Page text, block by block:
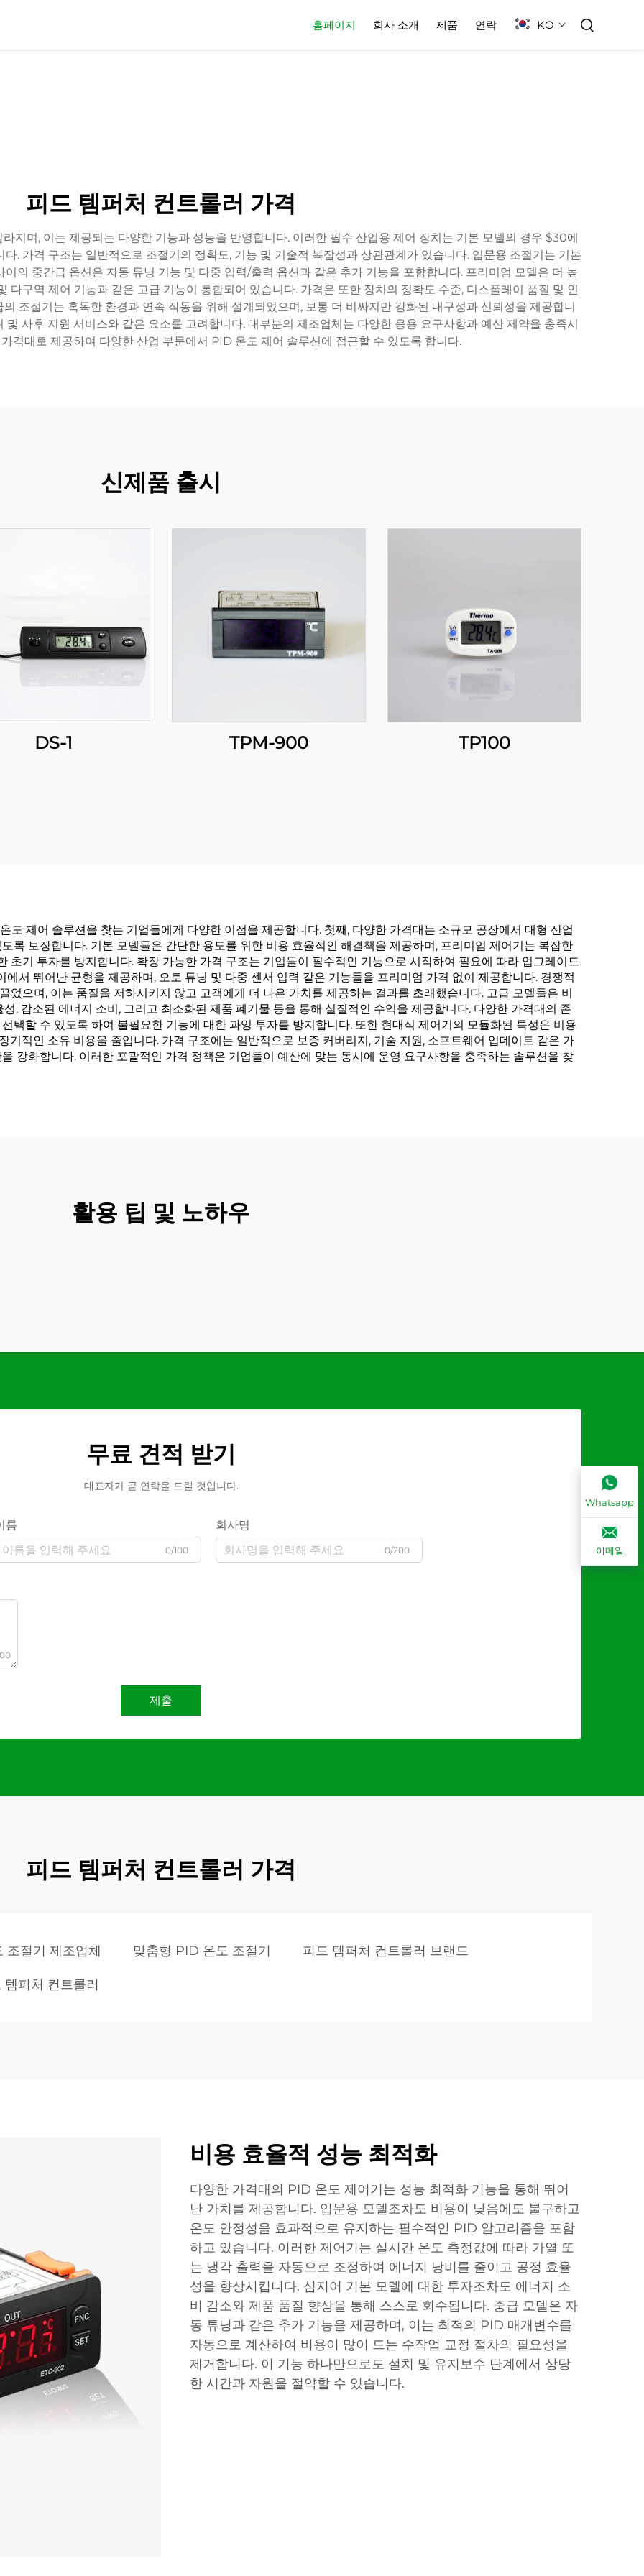
홈페이지 회사 소개 제품 연락 KO
피드 템퍼처 컨트롤러 가격
지며, 이는 제공되는 다양한 기능과 성능을 반영합니다. 이러한 필수 산업용 제어 장치는 기본 모델의 경우 $30에
. 가격 구조는 일반적으로 조절기의 정확도, 기능 및 기술적 복잡성과 상관관계가 있습니다. 입문용 조절기는 기본
의 중간급 옵션은 자동 튜닝 기능 및 다중 입력/출력 옵션과 같은 추가 기능을 포함합니다. 프리미엄 모델은 더 높
다구역 제어 기능과 같은 고급 기능이 통합되어 있습니다. 가격은 또한 장치의 정확도 수준, 디스플레이 품질 및 인
조절기는 혹독한 환경과 연속 작동을 위해 설계되었으며, 보통 더 비싸지만 강화된 내구성과 신뢰성을 제공합니
사후 지원 서비스와 같은 요소를 고려합니다. 대부분의 제조업체는 다양한 응용 요구사항과 예산 제약을 충족시
격대로 제공하여 다양한 산업 부문에서 PID 온도 제어 솔루션에 접근할 수 있도록 합니다.
신제품 출시
DS-1 TPM-900 TP100
도 제어 솔루션을 찾는 기업들에게 다양한 이점을 제공합니다. 첫째, 다양한 가격대는 소규모 공장에서 대형 산업
록 보장합니다. 기본 모델들은 간단한 용도를 위한 비용 효율적인 해결책을 제공하며, 프리미엄 제어기는 복잡한
초기 투자를 방지합니다. 확장 가능한 가격 구조는 기업들이 필수적인 기능으로 시작하여 필요에 따라 업그레이드
서 뛰어난 균형을 제공하며, 오토 튜닝 및 다중 센서 입력 같은 기능들을 프리미엄 가격 없이 제공합니다. 경쟁적
었으며, 이는 품질을 저하시키지 않고 고객에게 더 나은 가치를 제공하는 결과를 초래했습니다. 고급 모델들은 비
, 감소된 에너지 소비, 그리고 최소화된 제품 폐기물 등을 통해 실질적인 수익을 제공합니다. 다양한 가격대의 존
택할 수 있도록 하여 불필요한 기능에 대한 과잉 투자를 방지합니다. 또한 현대식 제어기의 모듈화된 특성은 비용
기적인 소유 비용을 줄입니다. 가격 구조에는 일반적으로 보증 커버리지, 기술 지원, 소프트웨어 업데이트 같은 가
강화합니다. 이러한 포괄적인 가격 정책은 기업들이 예산에 맞는 동시에 운영 요구사항을 충족하는 솔루션을 찾
활용 팁 및 노하우
무료 견적 받기
대표자가 곧 연락을 드릴 것입니다.
름
0/100
회사명
0/200
제출
피드 템퍼처 컨트롤러 가격
조절기 제조업체 맞춤형 PID 온도 조절기 피드 템퍼처 컨트롤러 브랜드
템퍼처 컨트롤러
비용 효율적 성능 최적화
다양한 가격대의 PID 온도 제어기는 성능 최적화 기능을 통해 뛰어
난 가치를 제공합니다. 입문용 모델조차도 비용이 낮음에도 불구하고
온도 안정성을 효과적으로 유지하는 필수적인 PID 알고리즘을 포함
하고 있습니다. 이러한 제어기는 실시간 온도 측정값에 따라 가열 또
는 냉각 출력을 자동으로 조정하여 에너지 낭비를 줄이고 공정 효율
성을 향상시킵니다. 심지어 기본 모델에 대한 투자조차도 에너지 소
비 감소와 제품 품질 향상을 통해 스스로 회수됩니다. 중급 모델은 자
동 튜닝과 같은 추가 기능을 제공하며, 이는 최적의 PID 매개변수를
자동으로 계산하여 비용이 많이 드는 수작업 교정 절차의 필요성을
제거합니다. 이 기능 하나만으로도 설치 및 유지보수 단계에서 상당
한 시간과 자원을 절약할 수 있습니다.
Whatsapp
이메일